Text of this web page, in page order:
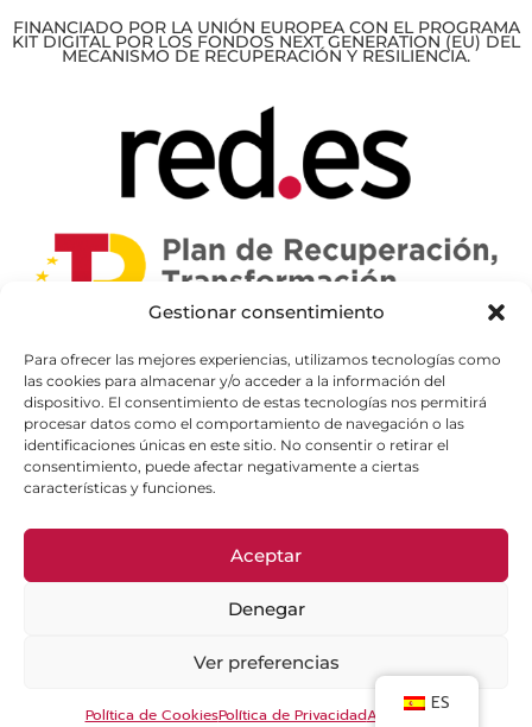
Gestionar consentimiento
Para ofrecer las mejores experiencias, utilizamos tecnologías como
las cookies para almacenar y/o acceder a la información del
dispositivo. El consentimiento de estas tecnologías nos permitirá
procesar datos como el comportamiento de navegación o las
identificaciones únicas en este sitio. No consentir o retirar el
consentimiento, puede afectar negativamente a ciertas
características y funciones.
Aceptar
Denegar
Ver preferencias
Política de CookiesPolítica de PrivacidadAviso Legal
FINANCIADO POR LA UNIÓN EUROPEA CON EL PROGRAMA
KIT DIGITAL POR LOS FONDOS NEXT GENERATION (EU) DEL
MECANISMO DE RECUPERACIÓN Y RESILIENCIA.
ES